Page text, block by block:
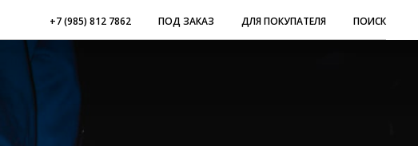
+7 (985) 812 7862 ПОД ЗАКАЗ ДЛЯ ПОКУПАТЕЛЯ ПОИСК